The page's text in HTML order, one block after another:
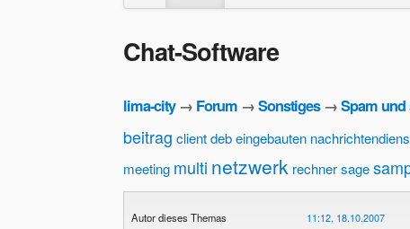
Chat-Software
lima-city→ Forum →Sonstiges→Spam und
beitrag clientdebeingebauten
meeting multi netzwerk rechnersage
Autor dieses Themas 11:12, 18.10.2007